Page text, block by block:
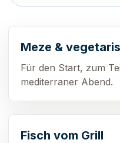
Meze &
Für den Start, zum
mediterraner Abend.
Fisch vom Grill